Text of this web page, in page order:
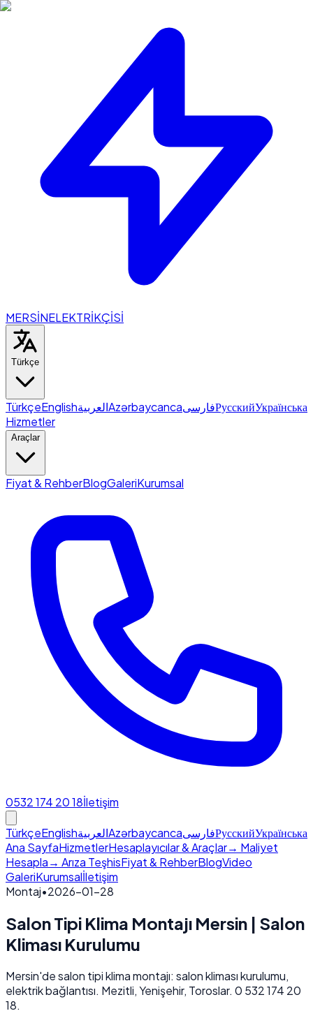
MERSİNELEKTRİKÇİSİ
Türkçe
TürkçeEnglishالعربيةAzərbaycancaفارسیРусскийУкраїнська
Hizmetler
Araçlar
Fiyat & RehberBlogGaleriKurumsal
0532 174 20 18İletişim
TürkçeEnglishالعربيةAzərbaycancaفارسیРусскийУкраїнська
Ana SayfaHizmetlerHesaplayıcılar & Araçlar→ Maliyet
Hesapla→ Arıza TeşhisFiyat & RehberBlogVideo
GaleriKurumsalİletişim
Montaj•2026-01-28
Salon Tipi Klima Montajı Mersin | Salon
Kliması Kurulumu
Mersin'de salon tipi klima montajı: salon kliması kurulumu,
elektrik bağlantısı. Mezitli, Yenişehir, Toroslar. 0 532 174 20
18.